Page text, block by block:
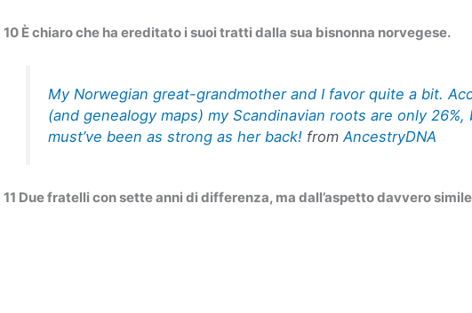
10 È chiaro che ha ereditato i suoi tratti dalla sua bisnonna norvegese.
My Norwegian great-grandmother and I favor quite a bit.
(and genealogy maps) my Scandinavian roots are only
must’ve been as strong as her back!fromAncestryDNA
11 Due fratelli con sette anni di differenza, ma dall’aspetto davvero